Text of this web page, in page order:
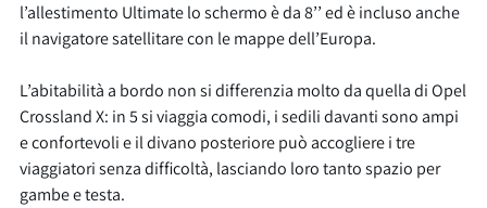
l’allestimento Ultimate lo schermo è da 8’’ ed è incluso anche
il navigatore satellitare con le mappe dell’Europa.
L’abitabilità a bordo non si differenzia molto da quella di Opel
Crossland X: in 5 si viaggia comodi, i sedili davanti sono ampi
e confortevoli e il divano posteriore può accogliere i tre
viaggiatori senza difficoltà, lasciando loro tanto spazio per
gambe e testa.